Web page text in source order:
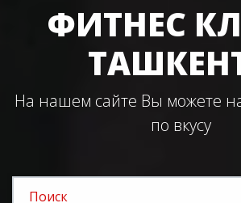
ФИТНЕС
На нашем сайте Вы можете
по вкусу